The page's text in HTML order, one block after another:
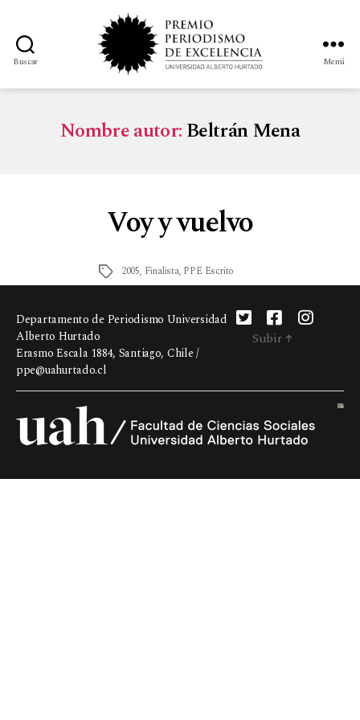
Buscar Menú
Nombre autor:Beltrán Mena
Voy y vuelvo
2005, Finalista, PPE Escrito
Departamento de Periodismo Universidad
Alberto Hurtado
Erasmo Escala 1884, Santiago, Chile /
ppe@uahurtado.cl
Subir ↑